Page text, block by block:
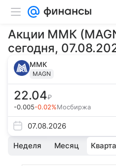
Акции ММК
сегодня,
ММК
MAGN
22.04₽
-0.005-0.02%Мосбиржа
07.08.2026
Неделя Месяц